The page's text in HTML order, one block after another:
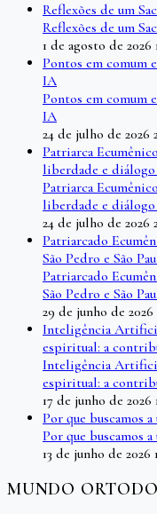
Reflexões de um
Reflexões de um
1 de agosto de 2026
Pontos em comum
IA
Pontos em comum
IA
24 de julho de 2026
Patriarca
liberdade e
Patriarca
liberdade e
24 de julho de 2026
Patriarcado
São Pedro e São
Patriarcado
São Pedro e São
29 de junho de 2026
Inteligência
espiritual: a
Inteligência
espiritual: a
17 de junho de 2026
Por que buscamos
Por que buscamos
13 de junho de 2026
MUNDO